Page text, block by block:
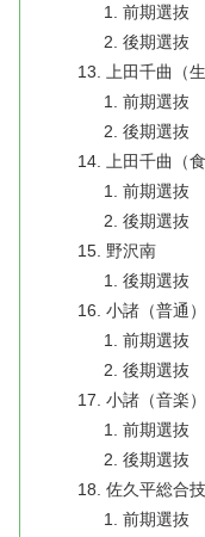
前期選抜
後期選抜
上田千曲（
前期選抜
後期選抜
上田千曲（
前期選抜
後期選抜
野沢南
後期選抜
小諸（普通）
前期選抜
後期選抜
小諸（音楽）
前期選抜
後期選抜
佐久平総合
前期選抜